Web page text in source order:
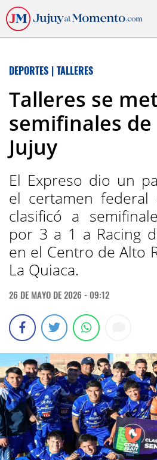
DEPORTES | TALLERES
Talleres se
semifinales de
Jujuy
El Expreso dio un
el certamen
clasificó a
por 3 a 1 a Racing
en el Centro de Alto
La Quiaca.
26 DE MAYO DE 2026 - 09:12